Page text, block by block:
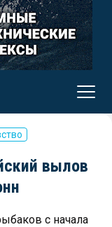
вылов
с начала